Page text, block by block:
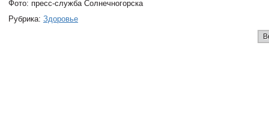
Фото: пресс-служба Солнечногорска
Рубрика: Здоровье